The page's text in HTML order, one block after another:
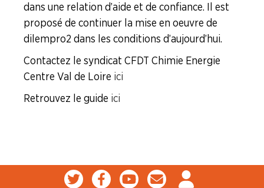
dans une relation d’aide et de confiance. Il est
proposé de continuer la mise en oeuvre de
dilempro2 dans les conditions d’aujourd’hui.
Contactez le syndicat CFDT Chimie Energie
Centre Val de Loire ici
Retrouvez le guide ici